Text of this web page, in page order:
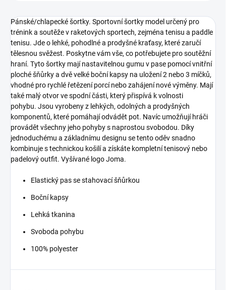
Pánské/chlapecké šortky. Sportovní šortky model určený pro
trénink a soutěže v raketových sportech, zejména tenisu a paddle
tenisu. Jde o lehké, pohodlné a prodyšné kraťasy, které zaručí
tělesnou svěžest. Poskytne vám vše, co potřebujete pro soutěžní
hraní. Tyto šortky mají nastavitelnou gumu v pase pomocí vnitřní
ploché šňůrky a dvě velké boční kapsy na uložení 2 nebo 3 míčků,
vhodné pro rychlé řetězení porcí nebo zahájení nové výměny. Mají
také malý otvor ve spodní části, který přispívá k volnosti
pohybu. Jsou vyrobeny z lehkých, odolných a prodyšných
komponentů, které pomáhají odvádět pot. Navíc umožňují hráči
provádět všechny jeho pohyby s naprostou svobodou. Díky
jednoduchému a základnímu designu se tento oděv snadno
kombinuje s technickou košilí a získáte kompletní tenisový nebo
padelový outfit. Vyšívané logo Joma.
Elastický pas se stahovací šňůrkou
Boční kapsy
Lehká tkanina
Svoboda pohybu
100% polyester